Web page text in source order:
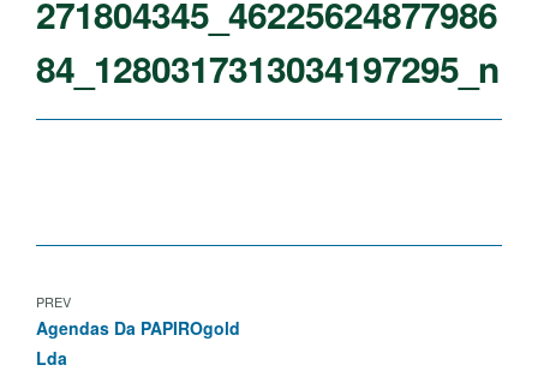
271804345_46225624877986
84_1280317313034197295_n
PREV
Agendas Da PAPIROgold
Lda